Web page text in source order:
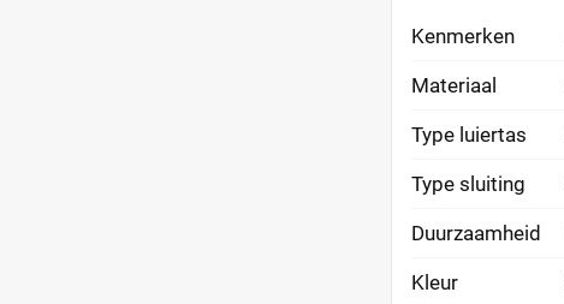
Kenmerken
Materiaal
Type luiertas
Type sluiting
Duurzaamheid
Kleur